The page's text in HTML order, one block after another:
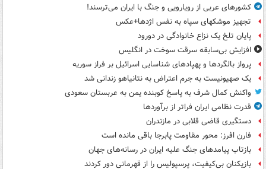
کشورهای عربی از رویارویی و جنگ با ایران می‌ترسند!
تجهیز موشکهای سپاه به نفس اژدها+عکس
پایان تلخ یک نزاع خانوادگی در دورود
افزایش بی‌سابقه سرقت سوخت در انگلیس
پرواز بالگردها و پهپادهای شناسایی اسرائیل بر فراز سوریه
یک صهیونیست به جرم اعتراض به نتانیاهو زندانی شد
واکنش کمال شرف به پاسخ کوبنده یمن به عربستان سعودی
قدرت نظامی ایران فراتر از برآوردها
دستگیری قاضی قلابی در مازندران
فارن افرز: محور مقاومت پابرجا باقی مانده است
بازتاب پیامدهای جنگ علیه ایران در رسانه‌های جهان
بازیکنان بی‌کیفیت، پرسپولیس را از قهرمانی دور کردند